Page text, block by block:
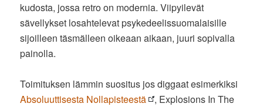
kudosta, jossa retro on modernia. Viipyilevät
sävellykset losahtelevat psykedeelissuomalaisille
sijoilleen täsmälleen oikeaan aikaan, juuri sopivalla
painolla.
Toimituksen lämmin suositus jos diggaat esimerkiksi
Absoluuttisesta Nollapisteestä
, Explosions In The